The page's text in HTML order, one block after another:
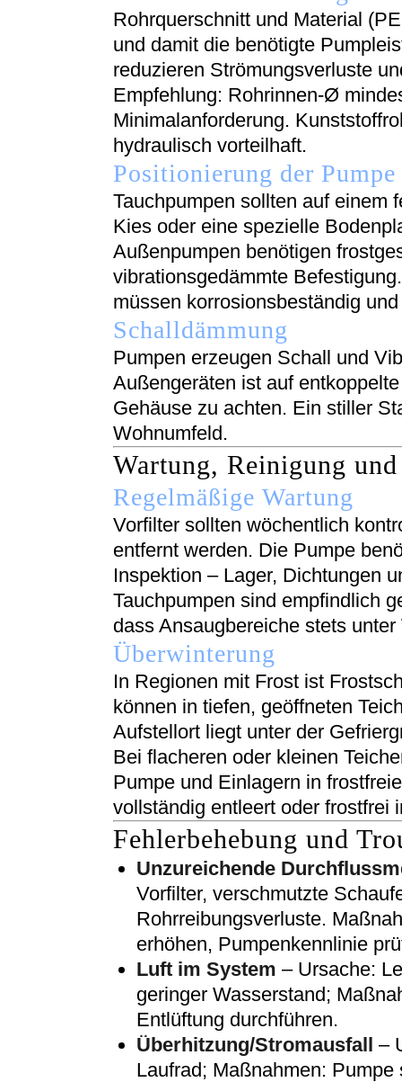
Rohrquerschnitt und Material
und damit die benötigte
reduzieren Strömungsverluste
Empfehlung: Rohrinnen-Ø
Minimalanforderung.
hydraulisch vorteilhaft.
Positionierung der Pumpe
Tauchpumpen sollten auf einem
Kies oder eine spezielle
Außenpumpen benötigen
vibrationsgedämmte
müssen korrosionsbeständig
Schalldämmung
Pumpen erzeugen Schall und
Außengeräten ist auf
Gehäuse zu achten. Ein stiller
Wohnumfeld.
Wartung, Reinigung
Regelmäßige Wartung
Vorfilter sollten wöchentlich
entfernt werden. Die Pumpe
Inspektion – Lager, Dichtungen
Tauchpumpen sind empfindlich
dass Ansaugbereiche stets
Überwinterung
In Regionen mit Frost ist
können in tiefen, geöffneten
Aufstellort liegt unter der
Bei flacheren oder kleinen
Pumpe und Einlagern in
vollständig entleert oder frostfrei
Fehlerbehebung und
Unzureichende
Vorfilter, verschmutzte
Rohrreibungsverluste.
erhöhen, Pumpenkennlinie
Luft im System – Ursache:
geringer Wasserstand;
Entlüftung durchführen.
Überhitzung/Stromausfall –
Laufrad; Maßnahmen: